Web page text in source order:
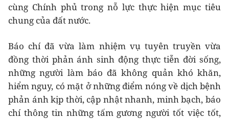
cùng Chính phủ trong nỗ lực thực hiện mục tiêu
chung của đất nước.
Báo chí đã vừa làm nhiệm vụ tuyên truyền vừa
đồng thời phản ánh sinh động thực tiễn đời sống,
những người làm báo đã không quản khó khăn,
hiểm nguy, có mặt ở những điểm nóng về dịch bệnh
phản ánh kịp thời, cập nhật nhanh, minh bạch, báo
chí thông tin những tấm gương người tốt việc tốt,